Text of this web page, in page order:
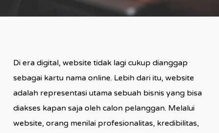
Di era digital, website tidak lagi cukup dianggap
sebagai kartu nama online. Lebih dari itu, website
adalah representasi utama sebuah bisnis yang bisa
diakses kapan saja oleh calon pelanggan. Melalui
website, orang menilai profesionalitas, kredibilitas,